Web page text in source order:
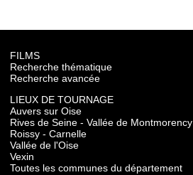
FILMS
Recherche thématique
Recherche avancée
LIEUX DE TOURNAGE
Auvers sur Oise
Rives de Seine - Vallée de Montmorency
Roissy - Carnelle
Vallée de l'Oise
Vexin
Toutes les communes du département